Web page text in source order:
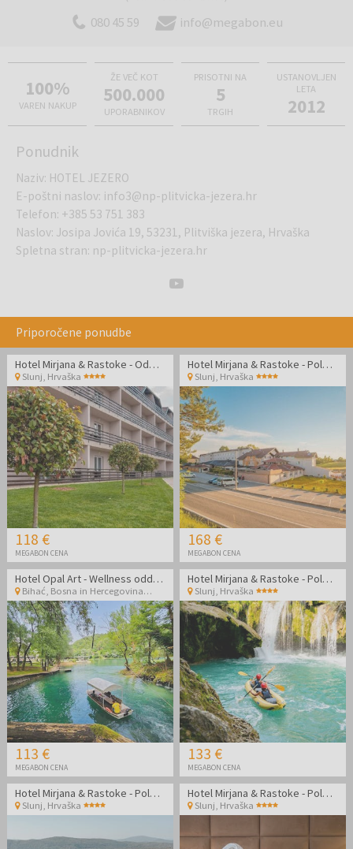
080 45 59 info@megabon.eu
100%
VAREN NAKUP
ŽE VEČ KOT
500.000
UPORABNIKOV
PRISOTNI NA
5
TRGIH
USTANOVLJEN
LETA
2012
Ponudnik
Naziv: HOTEL JEZERO
E-poštni naslov: info3@np-plitvicka-jezera.hr
Telefon: +385 53 751 383
Naslov: Josipa Jovića 19, 53231, Plitviška jezera, Hrvaška
Spletna stran: np-plitvicka-jezera.hr
Priporočene ponudbe
Hotel Mirjana & Rastoke - Oddih v bližini Plitvic
Slunj, Hrvaška
118 €
MEGABON CENA
Hotel Mirjana & Rastoke - Poletni oddih v bližini Plitvic
Slunj, Hrvaška
168 €
MEGABON CENA
Hotel Opal Art - Wellness oddih v NP Una
Bihać, Bosna in Hercegovina
113 €
MEGABON CENA
Hotel Mirjana & Rastoke - Poletni oddih v bližini Plitvic
Slunj, Hrvaška
133 €
MEGABON CENA
Hotel Mirjana & Rastoke - Poletni oddih v bližini Plitvic
Slunj Hrvaška
Hotel Mirjana & Rastoke - Poletni oddih v bližini Plitvic
Slunj Hrvaška